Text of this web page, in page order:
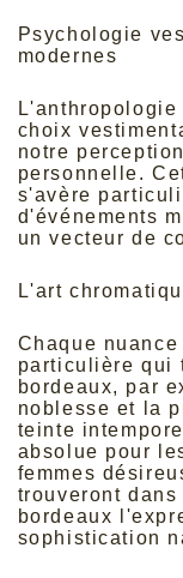
Psychologie
modernes
choix
notre
personnelle.
s'avère
d'événements
un vecteur de
L'art
Chaque
particulière qui
bordeaux, par
noblesse et la
teinte
absolue pour
femmes
trouveront dans
bordeaux
sophistication